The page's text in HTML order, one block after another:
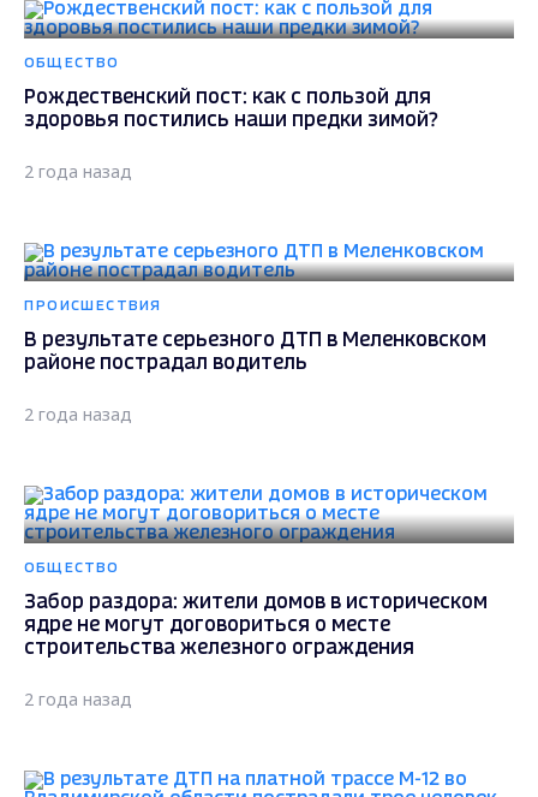
ОБЩЕСТВО
Рождественский пост: как с пользой для
здоровья постились наши предки зимой?
2 года назад
ПРОИСШЕСТВИЯ
В результате серьезного ДТП в Меленковском
районе пострадал водитель
2 года назад
ОБЩЕСТВО
Забор раздора: жители домов в историческом
ядре не могут договориться о месте
строительства железного ограждения
2 года назад